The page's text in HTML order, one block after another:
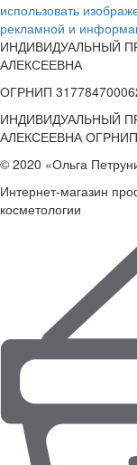
использовать
рекламной и
ИНДИВИДУАЛЬНЫЙ
АЛЕКСЕЕВНА
ОГРНИП
ИНДИВИДУАЛЬНЫЙ
АЛЕКСЕЕВНА ОГРНИП
© 2020 «Ольга
Интернет-магазин
косметологии